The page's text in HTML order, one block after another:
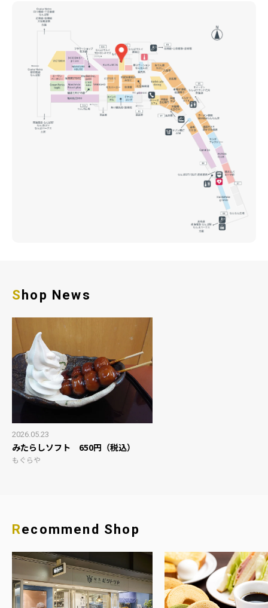
Shop News
2026.05.23
みたらしソフト 650円（税込）
もぐらや
Recommend Shop